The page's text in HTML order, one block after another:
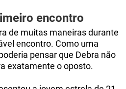
encontro
de muitas maneiras durante
encontro. Como uma
pensar que Debra não
exatamente o oposto.